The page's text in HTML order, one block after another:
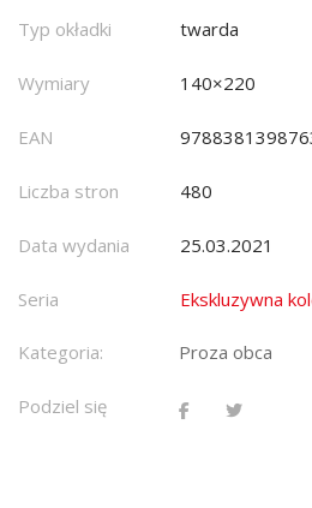
Typ okładki twarda
Wymiary 140×220
EAN
Liczba stron 480
Data wydania 25.03.2021
Seria Ekskluzywna
Kategoria: Proza obca
Podziel się